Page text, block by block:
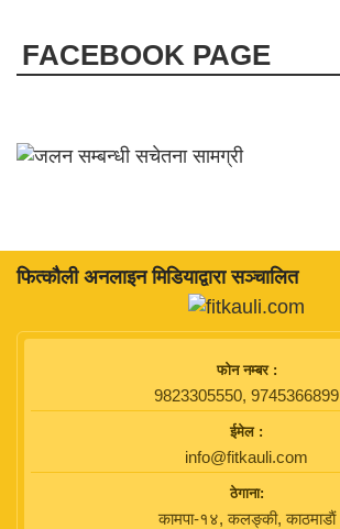
FACEBOOK PAGE
फित्काैली अनलाइन मिडियाद्वारा सञ्चालित
फाेन नम्बर :
9823305550, 9745366899
ईमेल :
info@fitkauli.com
ठेगाना:
कामपा-१४, कलङ्की, काठमाडाैं